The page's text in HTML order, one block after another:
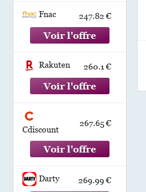
Fnac 247.82 €
Rakuten 260.1 €
Cdiscount
267.65 €
Darty 269.99 €